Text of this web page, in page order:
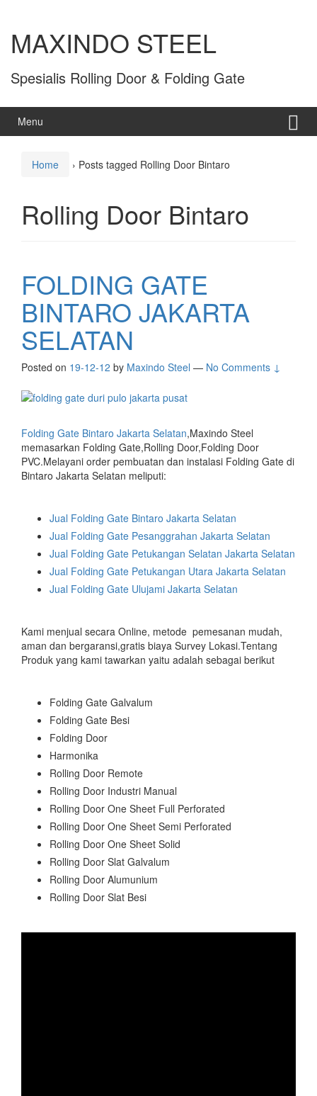
MAXINDO STEEL
Spesialis Rolling Door & Folding Gate
Menu
Home › Posts tagged Rolling Door Bintaro
Rolling Door Bintaro
FOLDING GATE
BINTARO JAKARTA
SELATAN
Posted on 19-12-12 by Maxindo Steel — No Comments ↓
Folding Gate Bintaro Jakarta Selatan,Maxindo Steel
memasarkan Folding Gate,Rolling Door,Folding Door
PVC.Melayani order pembuatan dan instalasi Folding Gate di
Bintaro Jakarta Selatan meliputi:
Jual Folding Gate Bintaro Jakarta Selatan
Jual Folding Gate Pesanggrahan Jakarta Selatan
Jual Folding Gate Petukangan Selatan Jakarta Selatan
Jual Folding Gate Petukangan Utara Jakarta Selatan
Jual Folding Gate Ulujami Jakarta Selatan
Kami menjual secara Online, metode pemesanan mudah,
aman dan bergaransi,gratis biaya Survey Lokasi.Tentang
Produk yang kami tawarkan yaitu adalah sebagai berikut
Folding Gate Galvalum
Folding Gate Besi
Folding Door
Harmonika
Rolling Door Remote
Rolling Door Industri Manual
Rolling Door One Sheet Full Perforated
Rolling Door One Sheet Semi Perforated
Rolling Door One Sheet Solid
Rolling Door Slat Galvalum
Rolling Door Alumunium
Rolling Door Slat Besi